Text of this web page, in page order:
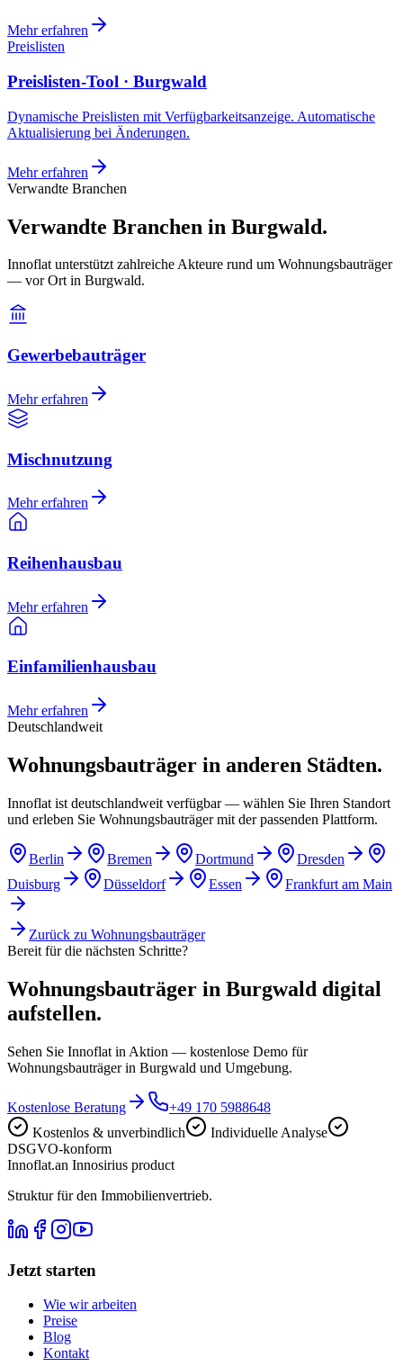
Mehr erfahren
Preislisten
Preislisten-Tool · Burgwald
Dynamische Preislisten mit Verfügbarkeitsanzeige. Automatische
Aktualisierung bei Änderungen.
Mehr erfahren
Verwandte Branchen
Verwandte Branchen in Burgwald.
Innoflat unterstützt zahlreiche Akteure rund um Wohnungsbauträger
— vor Ort in Burgwald.
Gewerbebauträger
Mehr erfahren
Mischnutzung
Mehr erfahren
Reihenhausbau
Mehr erfahren
Einfamilienhausbau
Mehr erfahren
Deutschlandweit
Wohnungsbauträger in anderen Städten.
Innoflat ist deutschlandweit verfügbar — wählen Sie Ihren Standort
und erleben Sie Wohnungsbauträger mit der passenden Plattform.
Berlin Bremen Dortmund
Dresden
Duisburg
Düsseldorf Essen Frankfurt am Main
Zurück zu Wohnungsbauträger
Bereit für die nächsten Schritte?
Wohnungsbauträger in Burgwald digital
aufstellen.
Sehen Sie Innoflat in Aktion — kostenlose Demo für
Wohnungsbauträger in Burgwald und Umgebung.
Kostenlose Beratung
+49 170 5988648
Kostenlos & unverbindlich
Individuelle Analyse
DSGVO-konform
Innoflat.an Innosirius product
Struktur für den Immobilienvertrieb.
Jetzt starten
Wie wir arbeiten
Preise
Blog
Kontakt